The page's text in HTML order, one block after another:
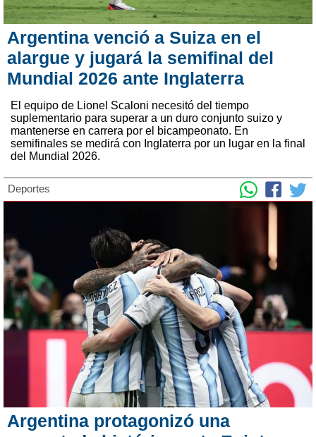
Argentina venció a Suiza en el
alargue y jugará la semifinal del
Mundial 2026 ante Inglaterra
El equipo de Lionel Scaloni necesitó del tiempo
suplementario para superar a un duro conjunto suizo y
mantenerse en carrera por el bicampeonato. En
semifinales se medirá con Inglaterra por un lugar en la final
del Mundial 2026.
Deportes
Argentina protagonizó una